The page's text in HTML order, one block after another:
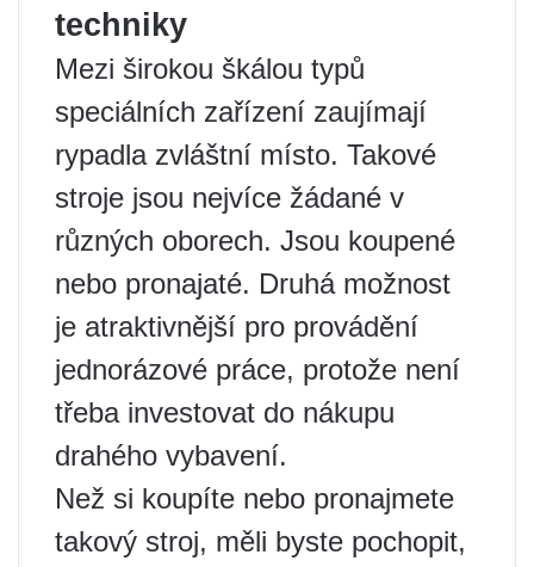
techniky
Mezi širokou škálou typů
speciálních zařízení zaujímají
rypadla zvláštní místo. Takové
stroje jsou nejvíce žádané v
různých oborech. Jsou koupené
nebo pronajaté. Druhá možnost
je atraktivnější pro provádění
jednorázové práce, protože není
třeba investovat do nákupu
drahého vybavení.
Než si koupíte nebo pronajmete
takový stroj, měli byste pochopit,